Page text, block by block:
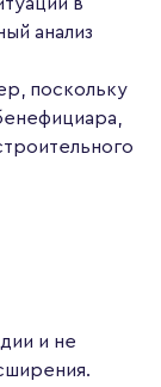
анализ
поскольку
и не